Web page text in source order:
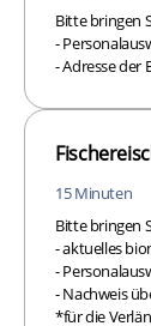
Bitte bringen
-
- Adresse der
15 Minuten
Bitte bringen
- aktuelles
-
- Nachweis
*für die